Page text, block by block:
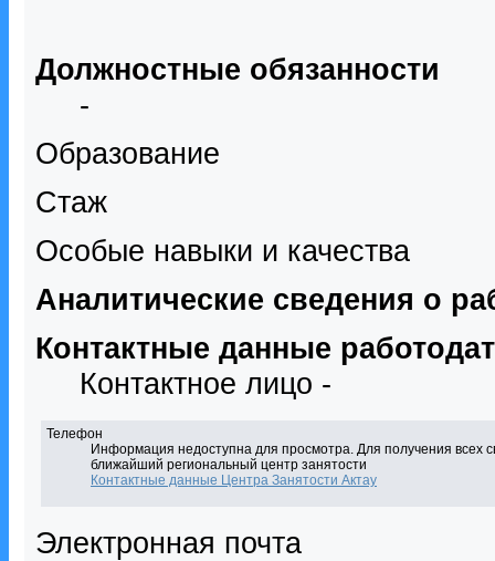
Должностные обязанности
-
Образование
Стаж
Особые навыки и качества
Аналитические сведения о
Контактные данные
Контактное лицо -
Телефон
Информация недоступна для просмотра. Для получения всех
ближайший региональный центр занятости
Контактные данные Центра Занятости Актау
Электронная почта